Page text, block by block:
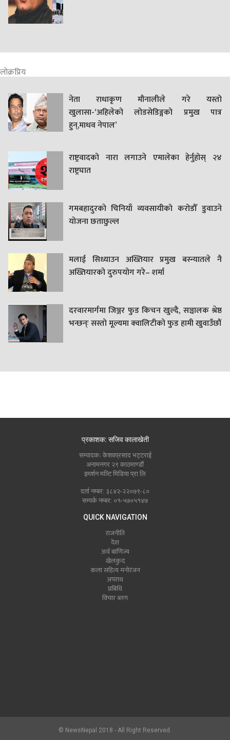
लोक्रप्रिय
नेता राधाकृण मौनालीले गरे यस्तो
खुलासा-‘अहिलेको लोडसेडिङ्गको प्रमुख पात्र
हुन्,माधव नेपाल’
राष्ट्रवादको नारा लगाउने एमालेका हेर्नुहोस् २४
राष्ट्रघात
गमबहादुरकाे चिनियाँ व्यवसायीको करोडौँ डुवाउने
याेजना छताछुल्ल
मलाई सिध्याउन अख्तियार प्रमुख बस्न्यातले नै
अख्तियारको दुरुपयोग गरे– शर्मा
दरवारमार्गमा जिञ्जर फुड किचन खुल्दै, सञ्चालक श्रेष्ठ
भन्छन्ः सस्तो मूल्यमा क्वालिटीको फुड हामी खुवाउँछौं
प्रकाशक: सजिव कालाखेती
सम्पादकः केशवप्रसाद भट्टराई
अनामनगर २९ काठमाण्डौं
इमर्शन मल्टि मिडिया प्रा लि
दर्ता नम्बर: ३८४२-२२०७९-८०
सम्पर्क नम्बर: ०१-५७०५१४७
QUICK NAVIGATION
राजनीति
देश
अर्थ बाणिज्य
खेलकुद
कला सहित्य मनोरंजन
अपराध
प्रबिधि
विचार ब्लग
© NewsNepal 2018 - All Right Reserved.